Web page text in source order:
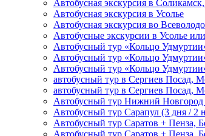
Автобусная экскурсия в
Автобусная экскурсия в Усолье
Автобусная экскурсия во
Автобусные экскурсии в Усолье
Автобусный тур «Кольцо
Автобусный тур «Кольцо
Автобусный тур «Кольцо
автобусный тур в Сергиев Посад,
автобусный тур в Сергиев Посад,
Автобусный тур Нижний Новгород
Автобусный тур Сарапул (3 дня / 2
Автобусный тур Саратов + Пенза,
Автобусный тур Саратов + Пенза,